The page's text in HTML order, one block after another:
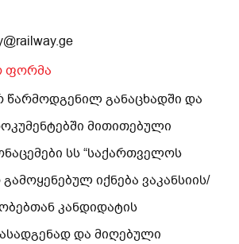
ფორმა
წარმოდგენილ განაცხადში და
მითითებული
სს “საქართველოს
იქნება ვაკანსიის/
კანდიდატის
და მიღებული